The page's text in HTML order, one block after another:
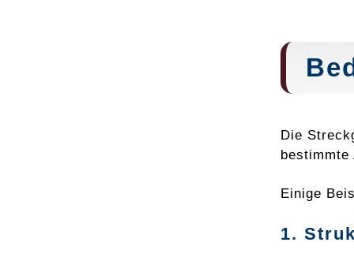
Die
bestimmte
Einige
1.